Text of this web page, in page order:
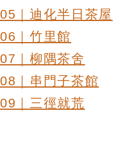
｜迪化半日茶屋
｜竹里館
｜柳隅茶舍
｜串門子茶館
｜三徑就荒